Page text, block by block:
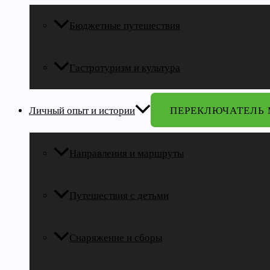
Бюджетные путешествия
Гастротуризм и культура
Личный опыт и истории
Направления и маршруты
Путешествия с детьми
Снаряжение и сборы